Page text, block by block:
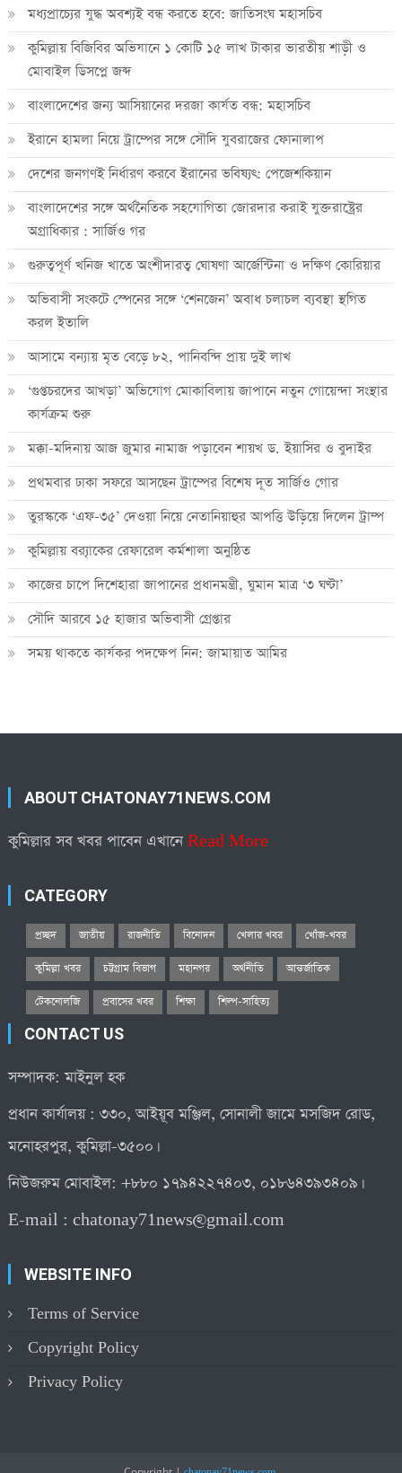
মধ্যপ্রাচ্যের যুদ্ধ অবশ্যই বন্ধ করতে হবে: জাতিসংঘ মহাসচিব
কুমিল্লায় বিজিবির অভিযানে ১ কোটি ১৫ লাখ টাকার ভারতীয় শাড়ী ও
মোবাইল ডিসপ্লে জব্দ
বাংলাদেশের জন্য আসিয়ানের দরজা কার্যত বন্ধ: মহাসচিব
ইরানে হামলা নিয়ে ট্রাম্পের সঙ্গে সৌদি যুবরাজের ফোনালাপ
দেশের জনগণই নির্ধারণ করবে ইরানের ভবিষ্যৎ: পেজেশকিয়ান
বাংলাদেশের সঙ্গে অর্থনৈতিক সহযোগিতা জোরদার করাই যুক্তরাষ্ট্রের
অগ্রাধিকার : সার্জিও গর
গুরুত্বপূর্ণ খনিজ খাতে অংশীদারত্ব ঘোষণা আর্জেন্টিনা ও দক্ষিণ কোরিয়ার
অভিবাসী সংকটে স্পেনের সঙ্গে ‘শেনজেন’ অবাধ চলাচল ব্যবস্থা স্থগিত
করল ইতালি
আসামে বন্যায় মৃত বেড়ে ৮২, পানিবন্দি প্রায় দুই লাখ
‘গুপ্তচরদের আখড়া’ অভিযোগ মোকাবিলায় জাপানে নতুন গোয়েন্দা সংস্থার
কার্যক্রম শুরু
মক্কা-মদিনায় আজ জুমার নামাজ পড়াবেন শায়খ ড. ইয়াসির ও বুদাইর
প্রথমবার ঢাকা সফরে আসছেন ট্রাম্পের বিশেষ দূত সার্জিও গোর
তুরস্ককে ‘এফ-৩৫’ দেওয়া নিয়ে নেতানিয়াহুর আপত্তি উড়িয়ে দিলেন ট্রাম্প
কুমিল্লায় ব্র‍্যাকের রেফারেল কর্মশালা অনুষ্ঠিত
কাজের চাপে দিশেহারা জাপানের প্রধানমন্ত্রী, ঘুমান মাত্র ‘৩ ঘণ্টা’
সৌদি আরবে ১৫ হাজার অভিবাসী গ্রেপ্তার
সময় থাকতে কার্যকর পদক্ষেপ নিন: জামায়াত আমির
ABOUT CHATONAY71NEWS.COM
কুমিল্লার সব খবর পাবেন এখানেRead More
CATEGORY
প্রচ্ছদ জাতীয় রাজনীতি বিনোদন খেলার খবর খোঁজ-খবর
কুমিল্লা খবর চট্টগ্রাম বিভাগ মহানগর অর্থনীতি আন্তর্জাতিক
টেকনোলজি প্রবাসের খবর শিক্ষা শিল্প-সাহিত্য
CONTACT US
সম্পাদক: মাইনুল হক
প্রধান কার্যালয় : ৩৩০, আইয়ূব মঞ্জিল, সোনালী জামে মসজিদ রোড,
মনোহরপুর, কুমিল্লা-৩৫০০।
নিউজরুম মোবাইল: +৮৮০ ১৭৯৪২২৭৪০৩, ০১৮৬৪৩৯৩৪০৯।
E-mail :chatonay71news@gmail.com
WEBSITE INFO
Terms of Service
Copyright Policy
Privacy Policy